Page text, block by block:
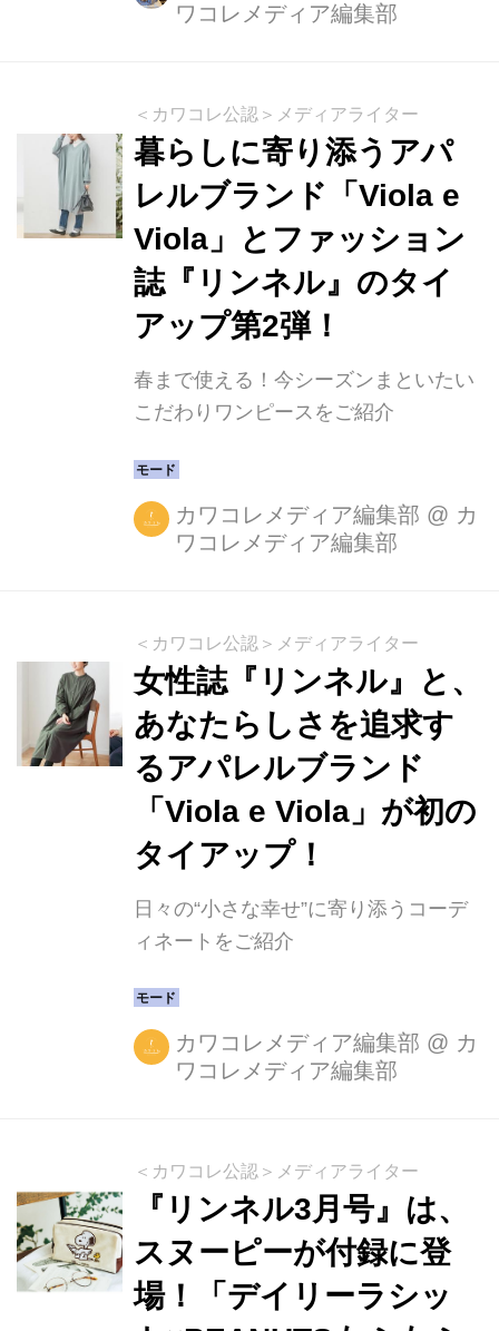
までは利活用が難しかったホエイが、
ワコレメディア編集部
＜カワコレ公認＞メディアライター
暮らしに寄り添うアパ
レルブランド「Viola e
Viola」とファッション
誌『リンネル』のタイ
アップ第2弾！
春まで使える！今シーズンまといたい
こだわりワンピースをご紹介
カワコレメディア編集部 @ カ
ワコレメディア編集部
＜カワコレ公認＞メディアライター
女性誌『リンネル』と、
あなたらしさを追求す
るアパレルブランド
「Viola e Viola」が初の
タイアップ！
日々の“小さな幸せ”に寄り添うコーデ
ィネートをご紹介
カワコレメディア編集部 @ カ
ワコレメディア編集部
＜カワコレ公認＞メディアライター
『リンネル3月号』は、
スヌーピーが付録に登
場！「デイリーラシッ